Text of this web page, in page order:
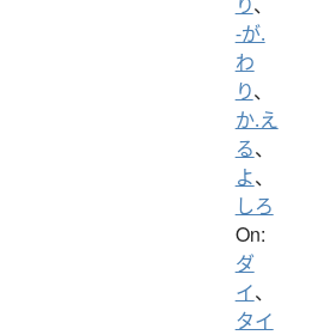
-が.
わ
り、
か.え
る、
よ、
しろ
On:
ダ
イ、
タイ